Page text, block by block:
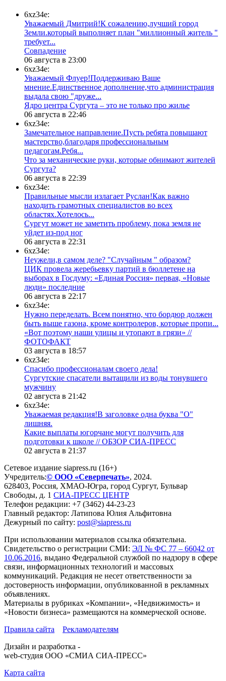
6xz34e:
Уважаемый Дмитрий!К сожалению,лучший город
Земли.который выполняет план "миллионный житель "
требует...
​Совпадение
06 августа в 23:00
6xz34e:
Уважаемый Флуер!Поддерживаю Ваше
мнение.Единственное дополнение,что администрация
выдала свою "друже...
​Ядро центра Сургута ‒ это не только про жилье
06 августа в 22:46
6xz34e:
Замечательное направление.Пусть ребята повышают
мастерство,благодаря профессиональным
педагогам.Ребя...
​Что за механические руки, которые обнимают жителей
Сургута?
06 августа в 22:39
6xz34e:
Правильные мысли излагает Руслан!Как важно
находить грамотных специалистов во всех
областях.Хотелось...
Сургут может не заметить проблему, пока земля не
уйдет из-под ног
06 августа в 22:31
6xz34e:
Неужели,в самом деле? "Случайным " образом?
ЦИК провела жеребьевку партий в бюллетене на
выборах в Госдуму: «Единая Россия» первая, «Новые
люди» последние
06 августа в 22:17
6xz34e:
Нужно переделать. Всем понятно, что бордюр должен
быть выше газона, кроме контролеров, которые пропи...
«Вот поэтому наши улицы и утопают в грязи» //
ФОТОФАКТ
03 августа в 18:57
6xz34e:
Спасибо профессионалам своего дела!
Сургутские спасатели вытащили из воды тонувшего
мужчину
02 августа в 21:42
6xz34e:
Уважаемая редакция!В заголовке одна буква "О"
лишняя.
Какие выплаты югорчане могут получить для
подготовки к школе // ОБЗОР СИА-ПРЕСС
02 августа в 21:37
Сетевое издание siapress.ru (16+)
Учредитель:© ООО «Северпечать», 2024.
628403, Россия, ХМАО-Югра, город Сургут, Бульвар
Свободы, д. 1 СИА-ПРЕСС ЦЕНТР
Телефон редакции: +7 (3462) 44-23-23
Главный редактор: Латипова Юлия Альфитовна
Дежурный по сайту: post@siapress.ru
При использовании материалов ссылка обязательна.
Свидетельство о регистрации СМИ: ЭЛ № ФС 77 – 66042 от
10.06.2016, выдано Федеральной службой по надзору в сфере
связи, информационных технологий и массовых
коммуникаций. Редакция не несет ответственности за
достоверность информации, опубликованной в рекламных
объявлениях.
Материалы в рубриках «Компании», «Недвижимость» и
«Новости бизнеса» размещаются на коммерческой основе.
Правила сайта
Рекламодателям
Дизайн и разработка -
web-студия ООО «СМИА СИА-ПРЕСС»
Карта сайта